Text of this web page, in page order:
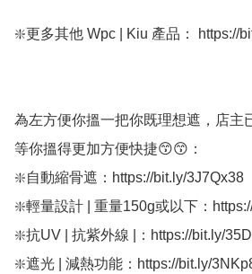
❇️更多其他 Wpc | Kiu 產品： https://
為左方便你搵一把你既理想遮，店主
等你搵得更加方便快捷😙😙：
❇️自動縮骨遮：https://bit.ly/3J7Qx38
❇️輕量設計 | 重量150g或以下：
❇️抗UV | 抗紫外線 |：https://bit.ly/
❇️遮光 | 減熱功能：https://bit.ly/